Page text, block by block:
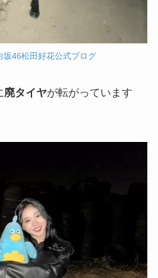
坂46松田好花公式ブログ
廃タイヤが転がっています